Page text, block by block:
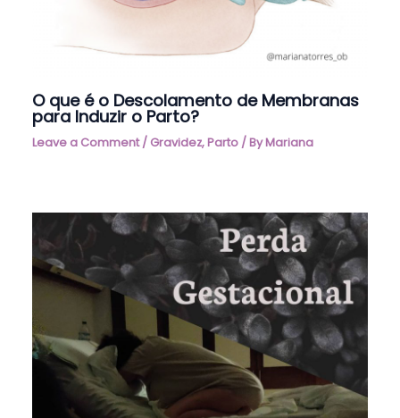
O que é o Descolamento de Membranas
para Induzir o Parto?
Leave a Comment / Gravidez,Parto / ByMariana